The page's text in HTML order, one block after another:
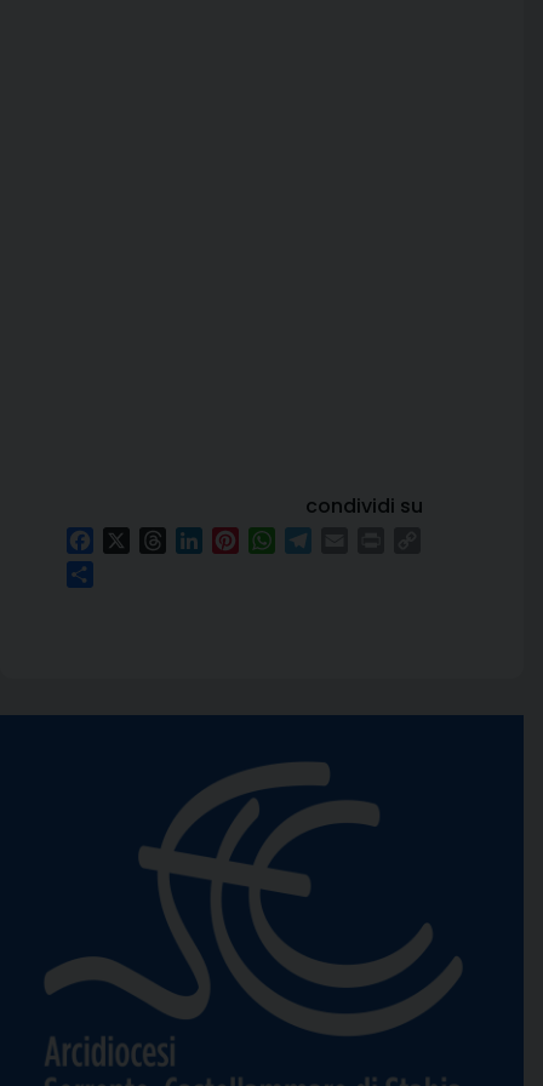
condividi su
FacebookThreadsLinkedInPinterestWhatsApp